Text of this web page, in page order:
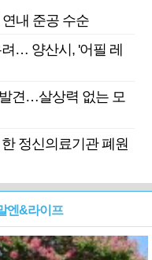
내 준공 수순
… 양산시, '어필 레
견…살상력 없는 모
정신의료기관 폐원
엔&라이프